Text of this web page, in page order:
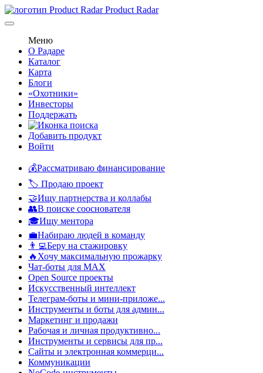
Product Radar
Меню
О Радаре
Каталог
Карта
Блоги
«Охотники»
Инвесторы
Поддержать
Добавить продукт
Войти
💰Рассматриваю финансирование
🏷️ Продаю проект
🤝Ищу партнерства и коллабы
👥В поиске сооснователя
🎓Ищу ментора
💼Набираю людей в команду
👨‍💻Беру на стажировку
🔥Хочу максимальную прожарку
Чат-боты для MAX
Open Source проекты
Искусственный интеллект
Телеграм-боты и мини-приложе...
Инструменты и боты для админ...
Маркетинг и продажи
Рабочая и личная продуктивно...
Инструменты и сервисы для пр...
Сайты и электронная коммерци...
Коммуникации